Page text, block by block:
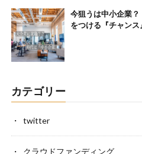
今狙うは中小企業？
をつける『チャンス
カテゴリー
twitter
クラウドファンディング